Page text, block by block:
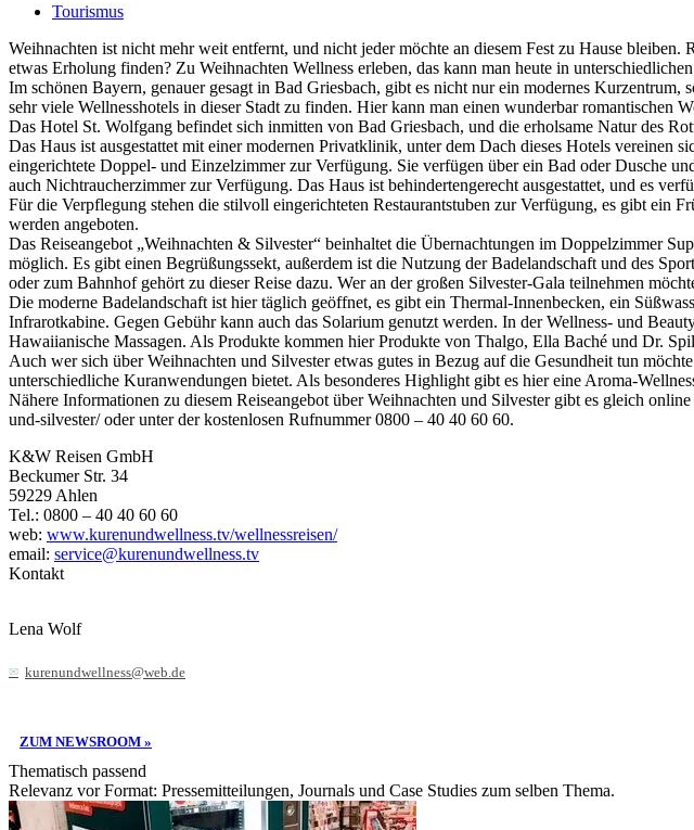
Tourismus
Weihnachten ist nicht mehr weit entfernt, und nicht jeder möchte an diesem Fest zu Hause
etwas Erholung finden? Zu Weihnachten Wellness erleben, das kann man heute in
Im schönen Bayern, genauer gesagt in Bad Griesbach, gibt es nicht nur ein modernes
sehr viele Wellnesshotels in dieser Stadt zu finden. Hier kann man einen wunderbar romantischen
Das Hotel St. Wolfgang befindet sich inmitten von Bad Griesbach, und die erholsame Natur des
Das Haus ist ausgestattet mit einer modernen Privatklinik, unter dem Dach dieses Hotels
eingerichtete Doppel- und Einzelzimmer zur Verfügung. Sie verfügen über ein Bad oder Dusche
auch Nichtraucherzimmer zur Verfügung. Das Haus ist behindertengerecht ausgestattet, und es
Für die Verpflegung stehen die stilvoll eingerichteten Restaurantstuben zur Verfügung, es gibt ein
werden angeboten.
Das Reiseangebot „Weihnachten & Silvester“ beinhaltet die Übernachtungen im Doppelzimmer
möglich. Es gibt einen Begrüßungssekt, außerdem ist die Nutzung der Badelandschaft und des
oder zum Bahnhof gehört zu dieser Reise dazu. Wer an der großen Silvester-Gala teilnehmen
Die moderne Badelandschaft ist hier täglich geöffnet, es gibt ein Thermal-Innenbecken, ein
Infrarotkabine. Gegen Gebühr kann auch das Solarium genutzt werden. In der Wellness- und
Hawaiianische Massagen. Als Produkte kommen hier Produkte von Thalgo, Ella Baché und Dr.
Auch wer sich über Weihnachten und Silvester etwas gutes in Bezug auf die Gesundheit tun
unterschiedliche Kuranwendungen bietet. Als besonderes Highlight gibt es hier eine Aroma-
Nähere Informationen zu diesem Reiseangebot über Weihnachten und Silvester gibt es gleich
und-silvester/ oder unter der kostenlosen Rufnummer 0800 – 40 40 60 60.
K&W Reisen GmbH
Beckumer Str. 34
59229 Ahlen
Tel.: 0800 – 40 40 60 60
web: www.kurenundwellness.tv/wellnessreisen/
email: service@kurenundwellness.tv
Kontakt
Lena Wolf
kurenundwellness@web.de
ZUM NEWSROOM »
Thematisch passend
Relevanz vor Format: Pressemitteilungen, Journals und Case Studies zum selben Thema.